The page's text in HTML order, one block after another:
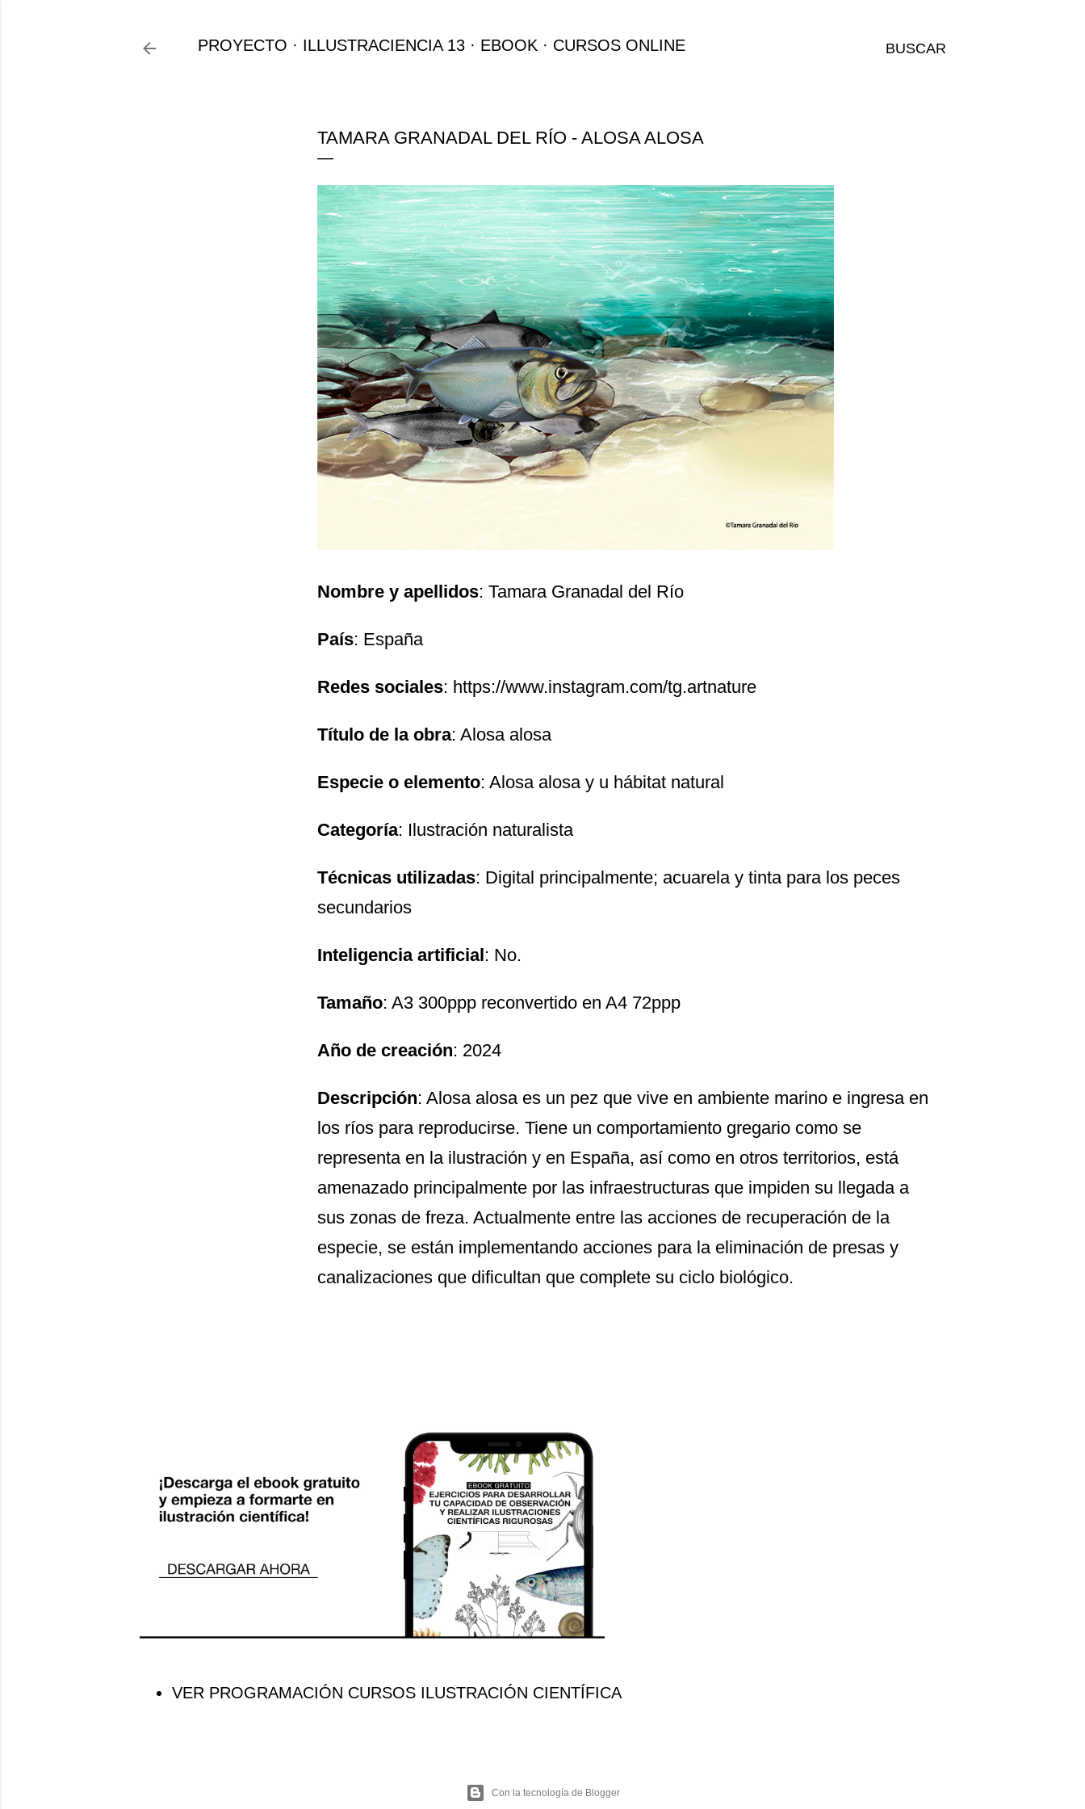
BUSCAR
PROYECTO ILLUSTRACIENCIA 13 EBOOK CURSOS ONLINE
TAMARA GRANADAL DEL RÍO - ALOSA ALOSA
Nombre y apellidos: Tamara Granadal del Río
País: España
Redes sociales: https://www.instagram.com/tg.artnature
Título de la obra: Alosa alosa
Especie o elemento: Alosa alosa y u hábitat natural
Categoría: Ilustración naturalista
Técnicas utilizadas: Digital principalmente; acuarela y tinta para los peces
secundarios
Inteligencia artificial: No.
Tamaño: A3 300ppp reconvertido en A4 72ppp
Año de creación: 2024
Descripción: Alosa alosa es un pez que vive en ambiente marino e ingresa en
los ríos para reproducirse. Tiene un comportamiento gregario como se
representa en la ilustración y en España, así como en otros territorios, está
amenazado principalmente por las infraestructuras que impiden su llegada a
sus zonas de freza. Actualmente entre las acciones de recuperación de la
especie, se están implementando acciones para la eliminación de presas y
canalizaciones que dificultan que complete su ciclo biológico.
VER PROGRAMACIÓN CURSOS ILUSTRACIÓN CIENTÍFICA
Con la tecnología de Blogger